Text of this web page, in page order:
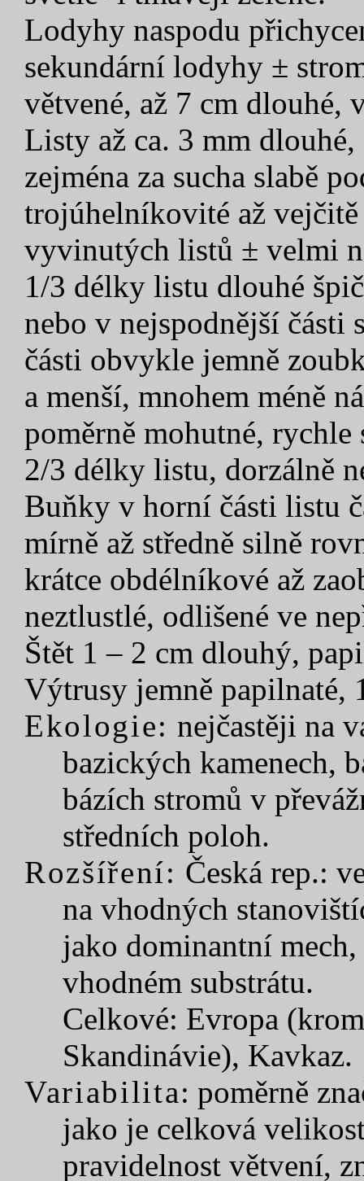
Lodyhy naspodu
sekundární lodyhy ±
větvené, až 7 cm dlouhé,
Listy až ca. 3 mm
zejména za sucha slabě
trojúhelníkovité až
vyvinutých listů ± velmi
1/3 délky listu dlouhé
nebo v nejspodnější části
části obvykle jemně
a menší, mnohem méně
poměrně mohutné,
2/3 délky listu, dorzálně
Buňky v horní části listu
mírně až středně silně
krátce obdélníkové až
neztlustlé, odlišené ve
Štět 1 – 2 cm dlouhý,
Výtrusy jemně papilnaté,
Ekologie: nejčastěji na
bazických kamenech,
bázích stromů v
středních poloh.
Rozšíření: Česká rep.:
na vhodných
jako dominantní
vhodném substrátu.
Celkové: Evropa
Skandinávie), Kavkaz.
Variabilita: poměrně
jako je celková
pravidelnost větvení,